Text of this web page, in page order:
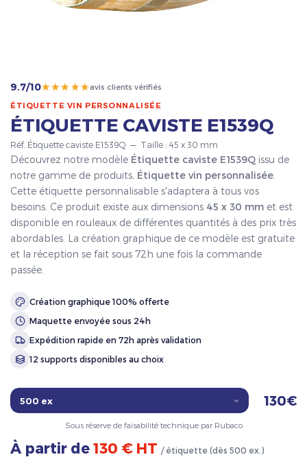
9.7/10★★★★★avis clients vérifiés
ÉTIQUETTE VIN PERSONNALISÉE
ÉTIQUETTE CAVISTE E1539Q
Réf. Étiquette caviste E1539Q — Taille : 45 x 30 mm
Découvrez notre modèle Étiquette caviste E1539Q issu de
notre gamme de produits, Étiquette vin personnalisée
Cette étiquette personnalisable s'adaptera à tous vos
besoins. Ce produit existe aux dimensions 45 x 30 mm et est
disponible en rouleaux de différentes quantités à des prix très
abordables. La création graphique de ce modèle est gratuite
et la réception se fait sous 72h une fois la commande
passée.
Création graphique 100% offerte
Maquette envoyée sous 24h
Expédition rapide en 72h après validation
12 supports disponibles au choix
130€
Sous réserve de faisabilité technique par Rubaco
À partir de 130 € HT / étiquette (dès 500 ex.)